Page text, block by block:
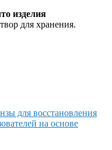
изделия
для хранения.
для восстановления
на основе